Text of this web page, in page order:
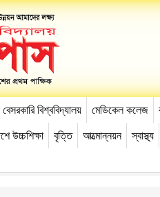
বেসরকারি বিশ্ববিদ্যালয় মেডিকেল কলেজ
উচ্চশিক্ষা বৃত্তি আত্মোন্নয়ন স্বাস্থ্য